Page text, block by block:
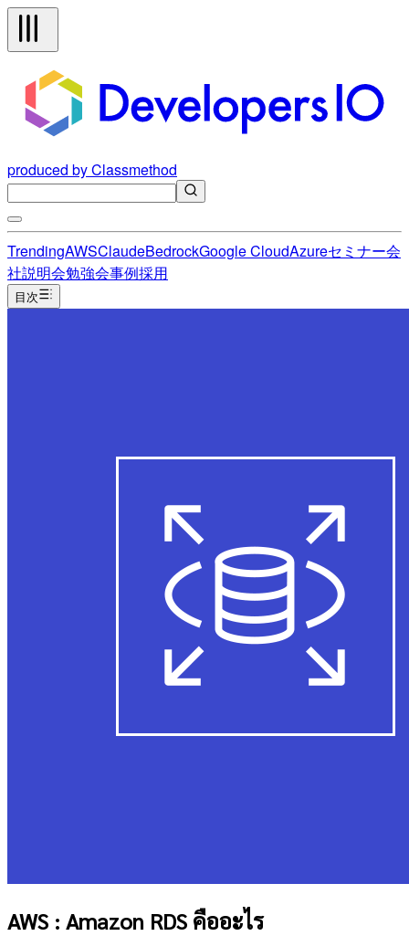
produced by Classmethod
TrendingAWSClaudeBedrockGoogle CloudAzureセミナー会
社説明会勉強会事例採用
目次
AWS : Amazon RDS คืออะไร